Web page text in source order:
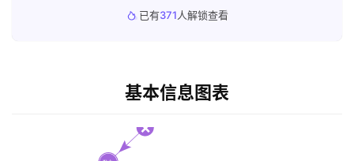
已有371人解锁查看
基本信息图表